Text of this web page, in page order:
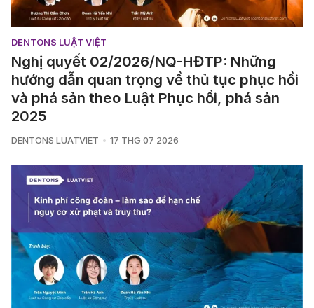
DENTONS LUẬT VIỆT
Nghị quyết 02/2026/NQ-HĐTP: Những
hướng dẫn quan trọng về thủ tục phục hồi
và phá sản theo Luật Phục hồi, phá sản
2025
DENTONS LUATVIET 17 THG 07 2026